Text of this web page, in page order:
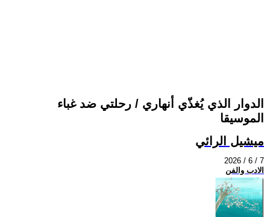
الدوار الذي يُغذّي أنهاري / رحلتي ضد غباء
الموسيقا
ميشيل الرائي
2026 / 6 / 7
الادب والفن